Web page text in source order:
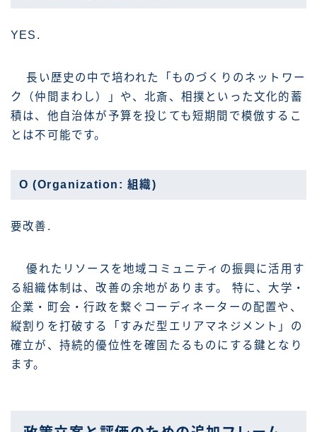
YES.
長い歴史の中で培われた「ものづくりのネットワー
ク（仲間まわし）」や、北斎、相撲といった文化的蓄
積は、他自治体が予算を投じても短期間で模倣するこ
とは不可能です。
O (Organization: 組織)
要改善.
優れたリソースを地域コミュニティの振興に活用す
る組織体制は、改善の余地があります。 特に、大学・
企業・町会・行政を繋ぐコーディネーターの配置や、
縦割りを打破する「すみだ型エリアマネジメント」の
確立が、持続的優位性を確固たるものにする鍵となり
ます。